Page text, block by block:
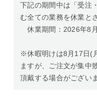
下記の期間中は「受注
む全ての業務を休業と
休業期間：2026年8
※休暇明けは8月17日(
ますが、ご注文が集中
頂戴する場合がござい